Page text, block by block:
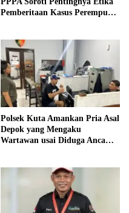
Pemberitaan Kasus Perempuan
Polsek Kuta Amankan Pria Asal
Depok yang Mengaku
Wartawan usai Diduga Ancam